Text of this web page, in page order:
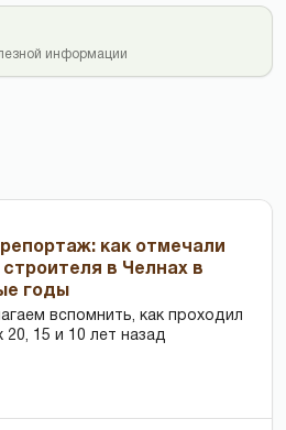
информации
как отмечали
в Челнах в
годы
вспомнить, как проходил
20, 15 и 10 лет назад